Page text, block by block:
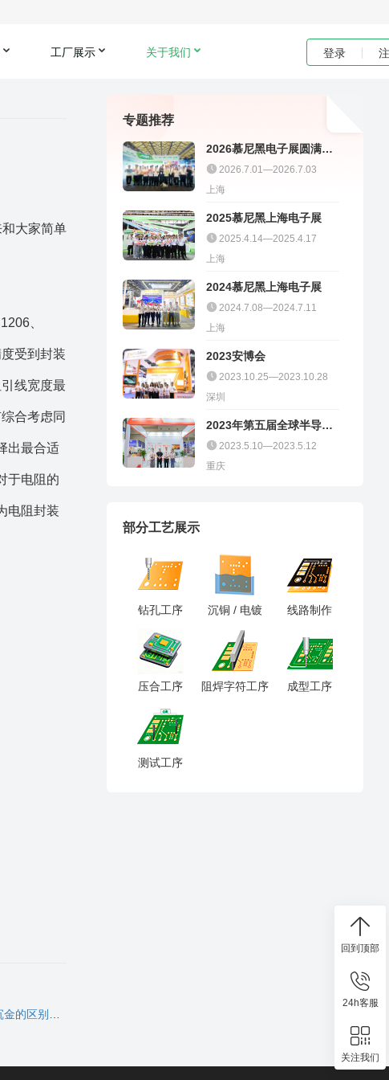
工厂展示 关于我们 登录
大家简单
、
受到封装
线宽度最
合考虑同
出最合适
于电阻的
电阻封装
别与优劣
专题推荐
2026慕尼黑电子展圆满收
官｜聚多邦精彩不停
2026.7.01—2026.7.03
上海
2025慕尼黑上海电子展
2025.4.14—2025.4.17
上海
2024慕尼黑上海电子展
2024.7.08—2024.7.11
上海
2023安博会
2023.10.25—2023.10.28
深圳
2023年第五届全球半导体
产业（重庆）博览会
2023.5.10—2023.5.12
重庆
部分工艺展示
钻孔工序 沉铜 / 电镀 线路制作
压合工序 阻焊字符工序 成型工序
测试工序
回到顶部
24h客服
关注我们